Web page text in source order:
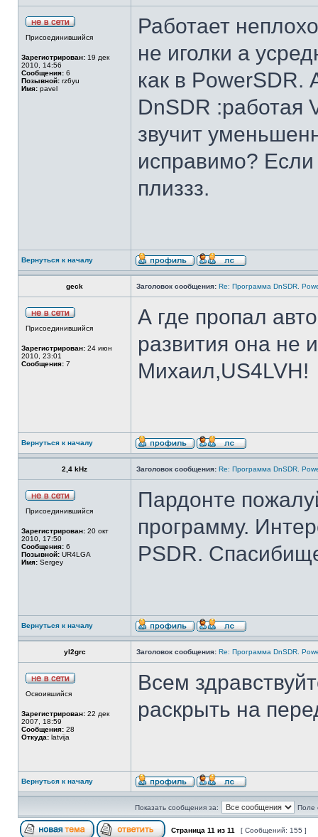
Присоединившийся
Зарегистрирован: 19 дек
2010, 14:56
Сообщения: 6
Позывной: rz6yu
Имя: pavel
Работает
не иголки а
как в PowerSDR.
DnSDR :работая
звучит
исправимо? Если
плиззз.
Вернуться к началу
geck Заголовок сообщения: Re: Программа DnSDR.
Присоединившийся
Зарегистрирован: 24 июн
2010, 23:01
Сообщения: 7
А где пропал
развития она не
Михаил,US4LVH!
Вернуться к началу
2,4 kHz Заголовок сообщения: Re: Программа DnSDR.
Присоединившийся
Зарегистрирован: 20 окт
2010, 17:50
Сообщения: 6
Позывной: UR4LGA
Имя: Sergey
Пардонте
программу.
PSDR.
Вернуться к началу
yl2grc Заголовок сообщения: Re: Программа DnSDR.
Освоившийся
Зарегистрирован: 22 дек
2007, 18:59
Сообщения: 28
Откуда: latvija
Всем
раскрыть на
Вернуться к началу
Показать сообщения за: Поле
Страница 11 из 11 [ Сообщений: 155 ]